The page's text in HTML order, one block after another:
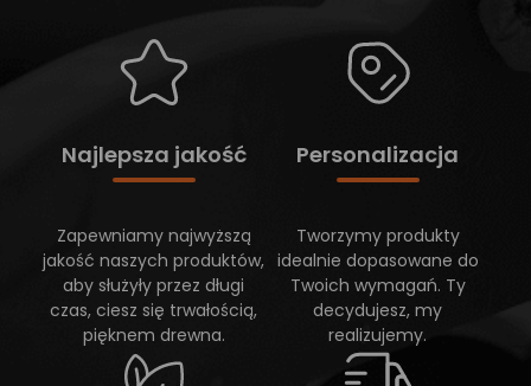
Najlepsza jakość
Zapewniamy najwyższą
jakość naszych produktów,
aby służyły przez długi
czas, ciesz się trwałością,
pięknem drewna.
Personalizacja
Tworzymy produkty
idealnie dopasowane do
Twoich wymagań. Ty
decydujesz, my
realizujemy.